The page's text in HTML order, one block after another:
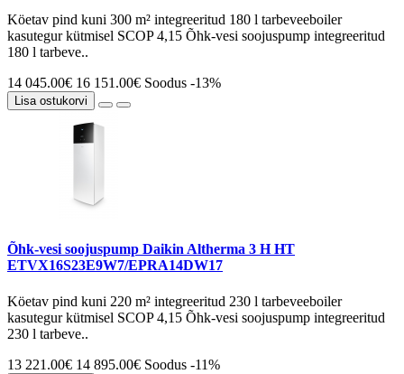
Köetav pind kuni 300 m² integreeritud 180 l tarbeveeboiler
kasutegur kütmisel SCOP 4,15 Õhk-vesi soojuspump integreeritud
180 l tarbeve..
14 045.00€ 16 151.00€ Soodus -13%
Lisa ostukorvi
Õhk-vesi soojuspump Daikin Altherma 3 H HT
ETVX16S23E9W7/EPRA14DW17
Köetav pind kuni 220 m² integreeritud 230 l tarbeveeboiler
kasutegur kütmisel SCOP 4,15 Õhk-vesi soojuspump integreeritud
230 l tarbeve..
13 221.00€ 14 895.00€ Soodus -11%